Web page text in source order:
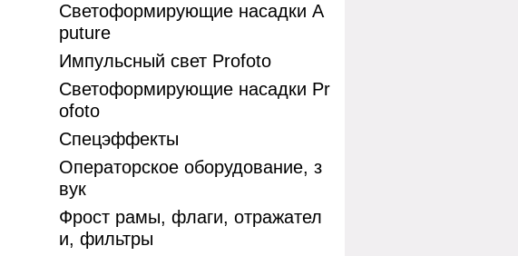
Светоформирующие насадки A
puture
Импульсный свет Profoto
Светоформирующие насадки Pr
ofoto
Спецэффекты
Операторское оборудование, з
вук
Фрост рамы, флаги, отражател
и, фильтры